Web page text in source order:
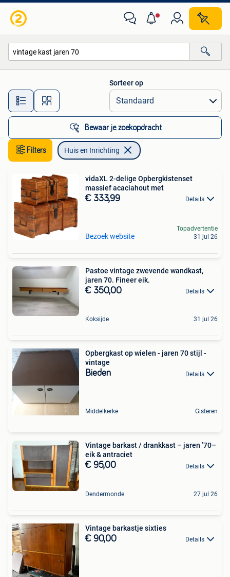
Alle afstanden…
Sorteer op
Bewaar je zoekopdracht
Filters Huis en Inrichting
vidaXL 2-delige Opbergkistenset
massief acaciahout met
€ 333,99 Details
Bezoek website
Topadvertentie
31 jul 26
Pastoe vintage zwevende wandkast,
jaren 70. Fineer eik.
€ 350,00 Details
Koksijde 31 jul 26
Opbergkast op wielen - jaren 70 stijl -
vintage
Bieden Details
Middelkerke Gisteren
Vintage barkast / drankkast – jaren ’70–
eik & antraciet
€ 95,00 Details
Dendermonde 27 jul 26
Vintage barkastje sixties
€ 90,00 Details